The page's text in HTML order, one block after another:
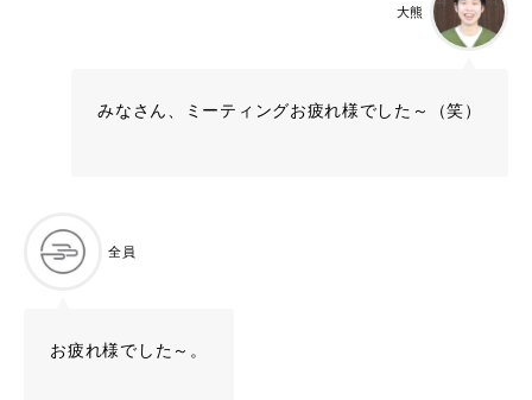
大熊
みなさん、ミーティングお疲れ様でした～（笑）
全員
お疲れ様でした～。